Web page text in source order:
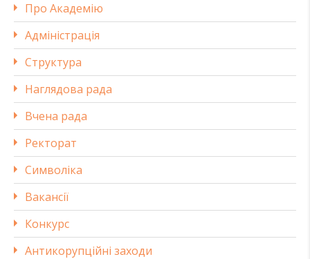
Про Академію
Адміністрація
Структура
Наглядова рада
Вчена рада
Ректорат
Символіка
Вакансії
Конкурс
Антикорупційні заходи